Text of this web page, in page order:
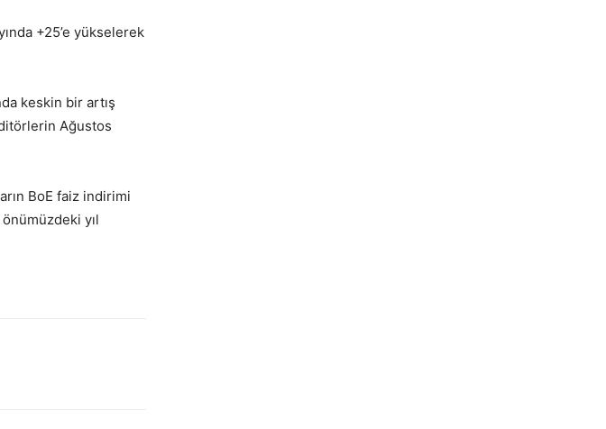
+25’e yükselerek
keskin bir artış
Ağustos
BoE faiz indirimi
yıl